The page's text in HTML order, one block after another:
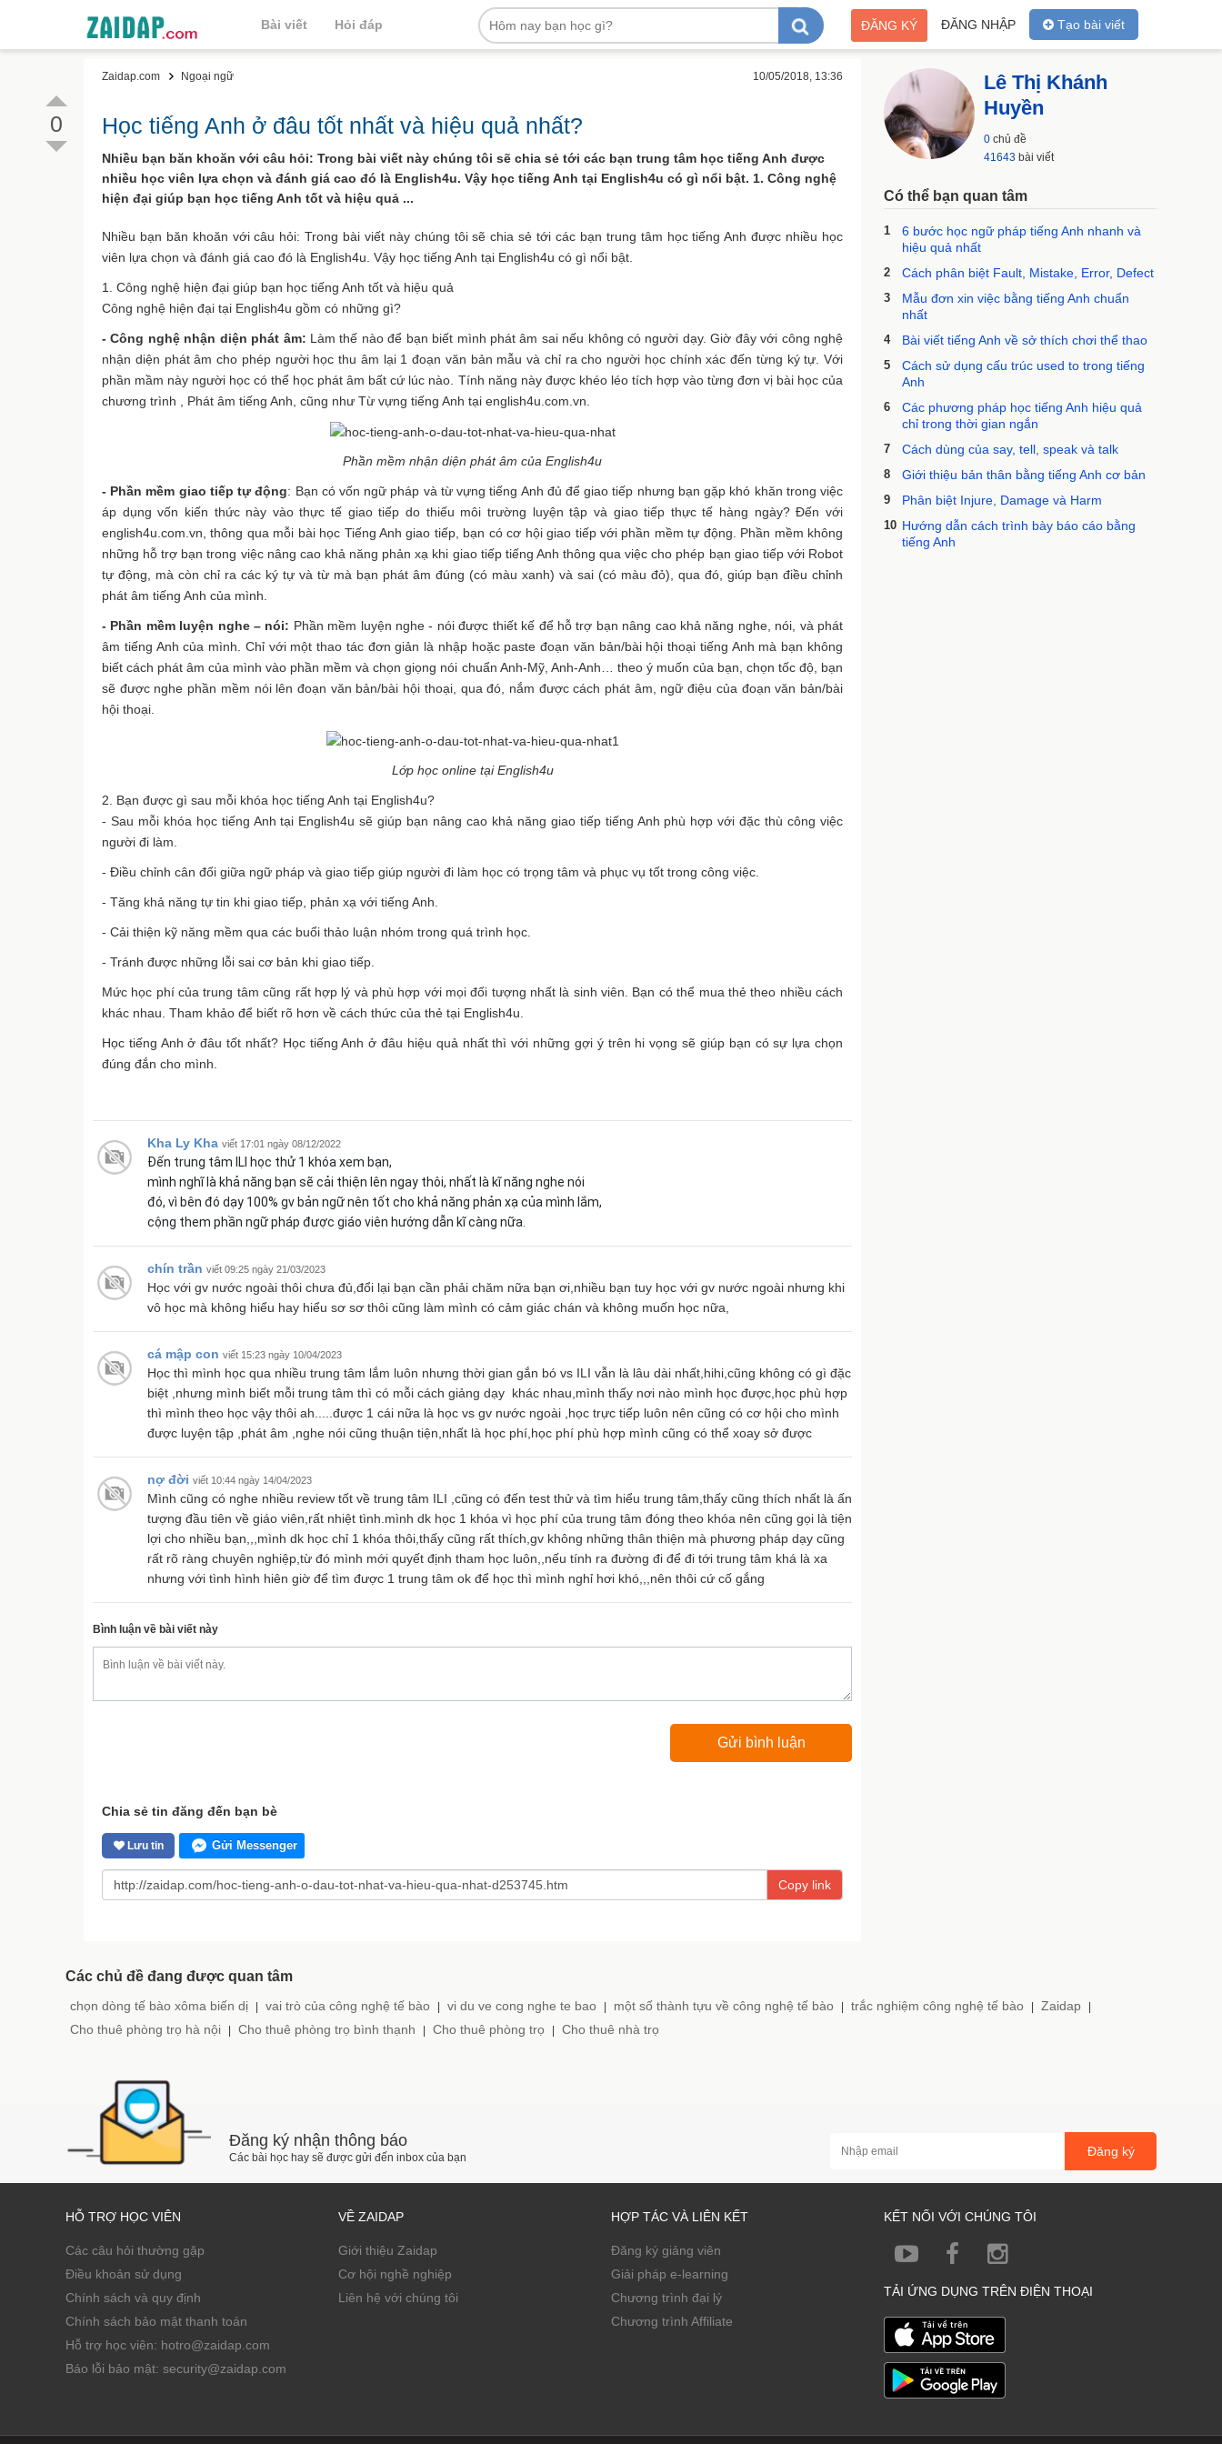
Bài viết Hỏi đáp Tạo bài viết
ĐĂNG NHẬP
ĐĂNG KÝ
Zaidap.com Ngoại ngữ 10/05/2018, 13:36
Học tiếng Anh ở đâu tốt nhất và hiệu quả nhất?
Nhiều bạn băn khoăn với câu hỏi: Trong bài viết này chúng tôi sẽ chia sẻ tới các bạn trung tâm học tiếng Anh được
nhiều học viên lựa chọn và đánh giá cao đó là English4u. Vậy học tiếng Anh tại English4u có gì nổi bật. 1. Công nghệ
hiện đại giúp bạn học tiếng Anh tốt và hiệu quả ...
Nhiều bạn băn khoăn với câu hỏi: Trong bài viết này chúng tôi sẽ chia sẻ tới các bạn trung tâm học tiếng Anh được nhiều học
viên lựa chọn và đánh giá cao đó là English4u. Vậy học tiếng Anh tại English4u có gì nổi bật.
1. Công nghệ hiện đại giúp bạn học tiếng Anh tốt và hiệu quả
Công nghệ hiện đại tại English4u gồm có những gì?
- Công nghệ nhận diện phát âm: Làm thế nào để bạn biết mình phát âm sai nếu không có người dạy. Giờ đây với công nghệ
nhận diện phát âm cho phép người học thu âm lại 1 đoạn văn bản mẫu và chỉ ra cho người học chính xác đến từng ký tự. Với
phần mầm này người học có thể học phát âm bất cứ lúc nào. Tính năng này được khéo léo tích hợp vào từng đơn vị bài học của
chương trình , Phát âm tiếng Anh, cũng như Từ vựng tiếng Anh tại english4u.com.vn.
Phần mềm nhận diện phát âm của English4u
- Phần mềm giao tiếp tự động: Bạn có vốn ngữ pháp và từ vựng tiếng Anh đủ để giao tiếp nhưng bạn gặp khó khăn trong việc
áp dụng vốn kiến thức này vào thực tế giao tiếp do thiếu môi trường luyện tập và giao tiếp thực tế hàng ngày? Đến với
english4u.com.vn, thông qua mỗi bài học Tiếng Anh giao tiếp, bạn có cơ hội giao tiếp với phần mềm tự động. Phần mềm không
những hỗ trợ bạn trong việc nâng cao khả năng phản xạ khi giao tiếp tiếng Anh thông qua việc cho phép bạn giao tiếp với Robot
tự động, mà còn chỉ ra các ký tự và từ mà bạn phát âm đúng (có màu xanh) và sai (có màu đỏ), qua đó, giúp bạn điều chỉnh
phát âm tiếng Anh của mình.
- Phần mềm luyện nghe – nói: Phần mềm luyện nghe - nói được thiết kế để hỗ trợ bạn nâng cao khả năng nghe, nói, và phát
âm tiếng Anh của mình. Chỉ với một thao tác đơn giản là nhập hoặc paste đoạn văn bản/bài hội thoại tiếng Anh mà bạn không
biết cách phát âm của mình vào phần mềm và chọn giọng nói chuẩn Anh-Mỹ, Anh-Anh… theo ý muốn của bạn, chọn tốc độ, bạn
sẽ được nghe phần mềm nói lên đoạn văn bản/bài hội thoại, qua đó, nắm được cách phát âm, ngữ điệu của đoạn văn bản/bài
hội thoại.
Lớp học online tại English4u
2. Bạn được gì sau mỗi khóa học tiếng Anh tại English4u?
- Sau mỗi khóa học tiếng Anh tại English4u sẽ giúp bạn nâng cao khả năng giao tiếp tiếng Anh phù hợp với đặc thù công việc
người đi làm.
- Điều chỉnh cân đối giữa ngữ pháp và giao tiếp giúp người đi làm học có trọng tâm và phục vụ tốt trong công việc.
- Tăng khả năng tự tin khi giao tiếp, phản xạ với tiếng Anh.
- Cải thiện kỹ năng mềm qua các buổi thảo luận nhóm trong quá trình học.
- Tránh được những lỗi sai cơ bản khi giao tiếp.
Mức học phí của trung tâm cũng rất hợp lý và phù hợp với mọi đối tượng nhất là sinh viên. Bạn có thể mua thẻ theo nhiều cách
khác nhau. Tham khảo để biết rõ hơn về cách thức của thẻ tại English4u.
Học tiếng Anh ở đâu tốt nhất? Học tiếng Anh ở đâu hiệu quả nhất thì với những gợi ý trên hi vọng sẽ giúp bạn có sự lựa chọn
đúng đắn cho mình.
Kha Ly Kha viết 17:01 ngày 08/12/2022
Đến trung tâm ILI học thử 1 khóa xem bạn,
mình nghĩ là khả năng bạn sẽ cải thiện lên ngay thôi, nhất là kĩ năng nghe nói
đó, vì bên đó dạy 100% gv bản ngữ nên tốt cho khả năng phản xạ của mình lắm,
cộng them phần ngữ pháp được giáo viên hướng dẫn kĩ càng nữa.
chín trần viết 09:25 ngày 21/03/2023
Học với gv nước ngoài thôi chưa đủ,đổi lại bạn cần phải chăm nữa bạn ơi,nhiều bạn tuy học với gv nước ngoài nhưng khi
vô học mà không hiểu hay hiểu sơ sơ thôi cũng làm mình có cảm giác chán và không muốn học nữa,
cá mập con viết 15:23 ngày 10/04/2023
Học thì mình học qua nhiều trung tâm lắm luôn nhưng thời gian gắn bó vs ILI vẫn là lâu dài nhất,hihi,cũng không có gì đặc
biệt ,nhưng mình biết mỗi trung tâm thì có mỗi cách giảng dạy khác nhau,mình thấy nơi nào mình học được,học phù hợp
thì mình theo học vậy thôi ah.....được 1 cái nữa là học vs gv nước ngoài ,học trực tiếp luôn nên cũng có cơ hội cho mình
được luyện tập ,phát âm ,nghe nói cũng thuận tiện,nhất là học phí,học phí phù hợp mình cũng có thể xoay sở được
nợ đời viết 10:44 ngày 14/04/2023
Mình cũng có nghe nhiều review tốt về trung tâm ILI ,cũng có đến test thử và tìm hiểu trung tâm,thấy cũng thích nhất là ấn
tượng đầu tiên về giáo viên,rất nhiệt tình.mình dk học 1 khóa vì học phí của trung tâm đóng theo khóa nên cũng gọi là tiện
lợi cho nhiều bạn,,,mình dk học chỉ 1 khóa thôi,thấy cũng rất thích,gv không những thân thiện mà phương pháp dạy cũng
rất rõ ràng chuyên nghiệp,từ đó mình mới quyết định tham học luôn,,nếu tính ra đường đi để đi tới trung tâm khá là xa
nhưng với tình hình hiên giờ để tìm được 1 trung tâm ok để học thì mình nghỉ hơi khó,,,nên thôi cứ cố gắng
Bình luận về bài viết này
Chia sẻ tin đăng đến bạn bè
Lưu tin Gửi Messenger
Copy link
Lê Thị Khánh
Huyền
0 chủ đề
41643 bài viết
Có thể bạn quan tâm
1
6 bước học ngữ pháp tiếng Anh nhanh và
hiệu quả nhất
2 Cách phân biệt Fault, Mistake, Error, Defect
3
Mẫu đơn xin việc bằng tiếng Anh chuẩn
nhất
4 Bài viết tiếng Anh về sở thích chơi thể thao
5
Cách sử dụng cấu trúc used to trong tiếng
Anh
6
Các phương pháp học tiếng Anh hiệu quả
chỉ trong thời gian ngắn
7 Cách dùng của say, tell, speak và talk
8 Giới thiệu bản thân bằng tiếng Anh cơ bản
9 Phân biệt Injure, Damage và Harm
10 Hướng dẫn cách trình bày báo cáo bằng
tiếng Anh
0
Các chủ đề đang được quan tâm
chọn dòng tế bào xôma biến dị | vai trò của công nghệ tế bào | vi du ve cong nghe te bao | một số thành tựu về công nghệ tế bào | trắc nghiệm công nghệ tế bào | Zaidap |
Cho thuê phòng trọ hà nội | Cho thuê phòng trọ bình thạnh | Cho thuê phòng trọ | Cho thuê nhà trọ
Đăng ký
Đăng ký nhận thông báo
Các bài học hay sẽ được gửi đến inbox của bạn
HỖ TRỢ HỌC VIÊN
Các câu hỏi thường gặp
Điều khoản sử dụng
Chính sách và quy định
Chính sách bảo mật thanh toán
Hỗ trợ học viên: hotro@zaidap.com
Báo lỗi bảo mật: security@zaidap.com
VỀ ZAIDAP
Giới thiệu Zaidap
Cơ hội nghề nghiệp
Liên hệ với chúng tôi
HỢP TÁC VÀ LIÊN KẾT
Đăng ký giảng viên
Giải pháp e-learning
Chương trình đại lý
Chương trình Affiliate
KẾT NỐI VỚI CHÚNG TÔI
TẢI ỨNG DỤNG TRÊN ĐIỆN THOẠI